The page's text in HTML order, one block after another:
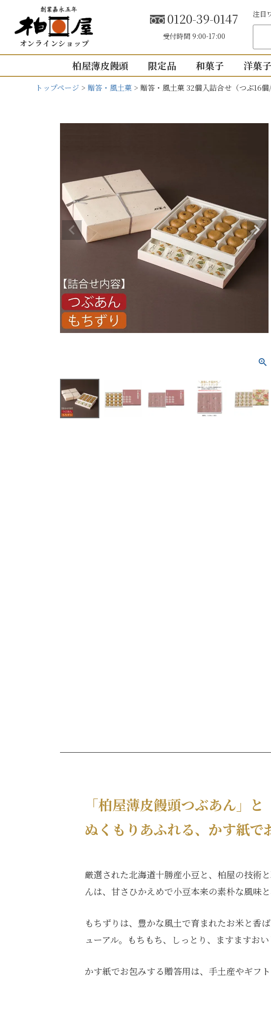
オンラインショップ
0120-39-0147
受付時間 9:00-17:00
注目
柏屋薄皮饅頭
こしあん
5個入り
8個入り
10個入り
16個入り
mini せいろ薄皮
つぶあん
mini せいろ
限定品 和菓子 洋菓子
内祝い（お返し）
その他の内祝い・お返し
トップページ 贈答・風土菓 贈答・風土菓 32個入詰合せ（つぶ16個/
「柏屋薄皮饅頭つぶあん」と
ぬくもりあふれる、かす紙で
厳選された北海道十勝産小豆と、柏屋の技術
んは、甘さひかえめで小豆本来の素朴な風味
もちずりは、豊かな風土で育まれたお米と香
ューアル。もちもち、しっとり、ますますおい
かす紙でお包みする贈答用は、手土産やギフト